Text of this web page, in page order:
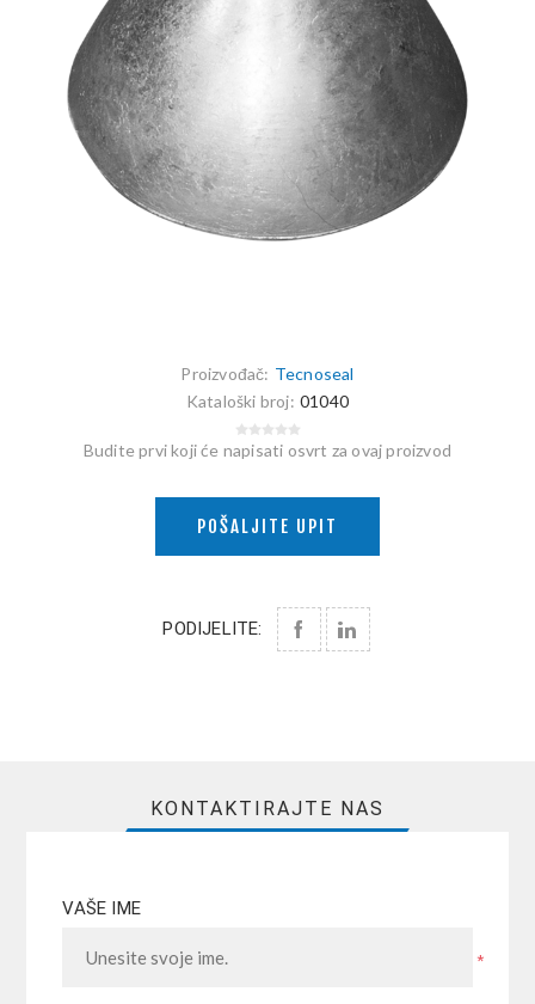
Proizvođač: Tecnoseal
Kataloški broj: 01040
Budite prvi koji će napisati osvrt za ovaj proizvod
POŠALJITE UPIT
PODIJELITE:
KONTAKTIRAJTE NAS
VAŠE IME
*